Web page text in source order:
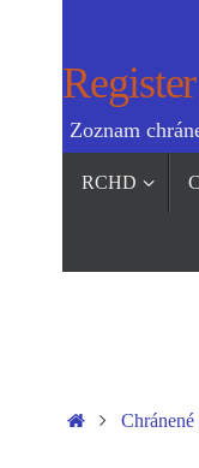
Zoznam
RCHD
Home